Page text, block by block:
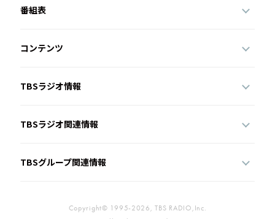
番組表
コンテンツ
TBSラジオ情報
TBSラジオ関連情報
TBSグループ関連情報
Copyright© 1995-2026, TBS RADIO,Inc.